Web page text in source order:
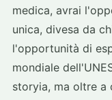
medica, avrai
unica, divesa da
l'opportunità di
mondiale
storyia, ma oltre a